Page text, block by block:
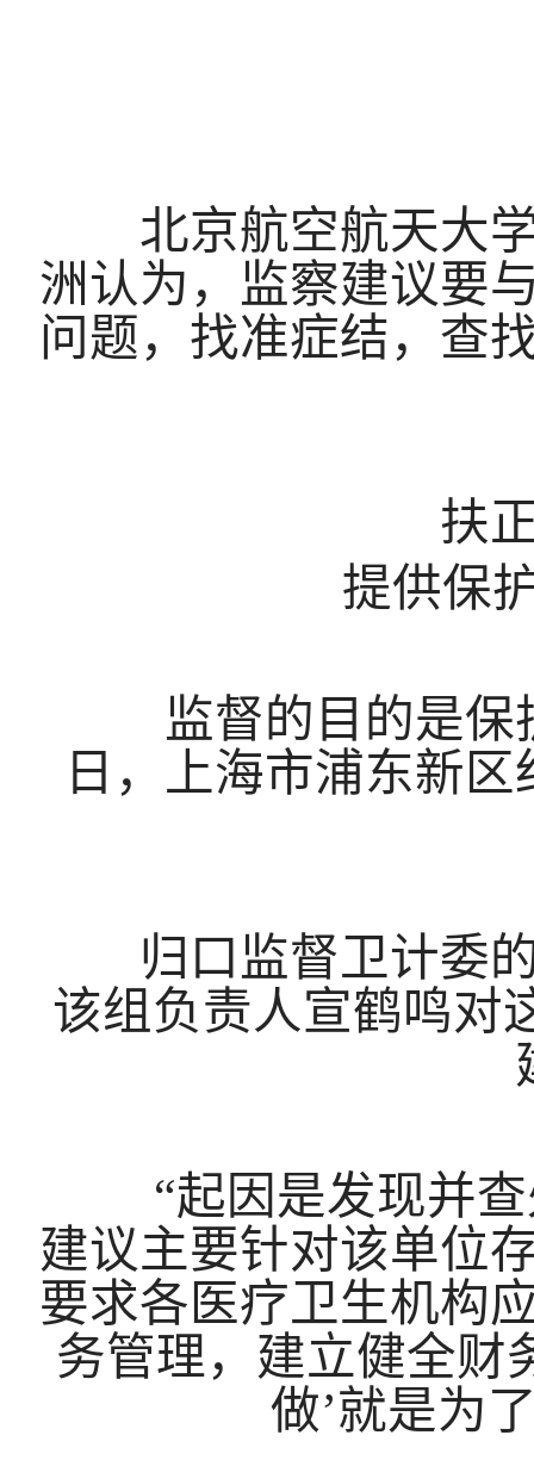
北京航空航天大学
洲认为，监察建议要
问题，找准症结，查
扶正
提供保
监督的目的是保
日，上海市浦东新
归口监督卫计委的
该组负责人宣鹤鸣对
“起因是发现并查
建议主要针对该单位
要求各医疗卫生机构
务管理，建立健全财
做’就是为